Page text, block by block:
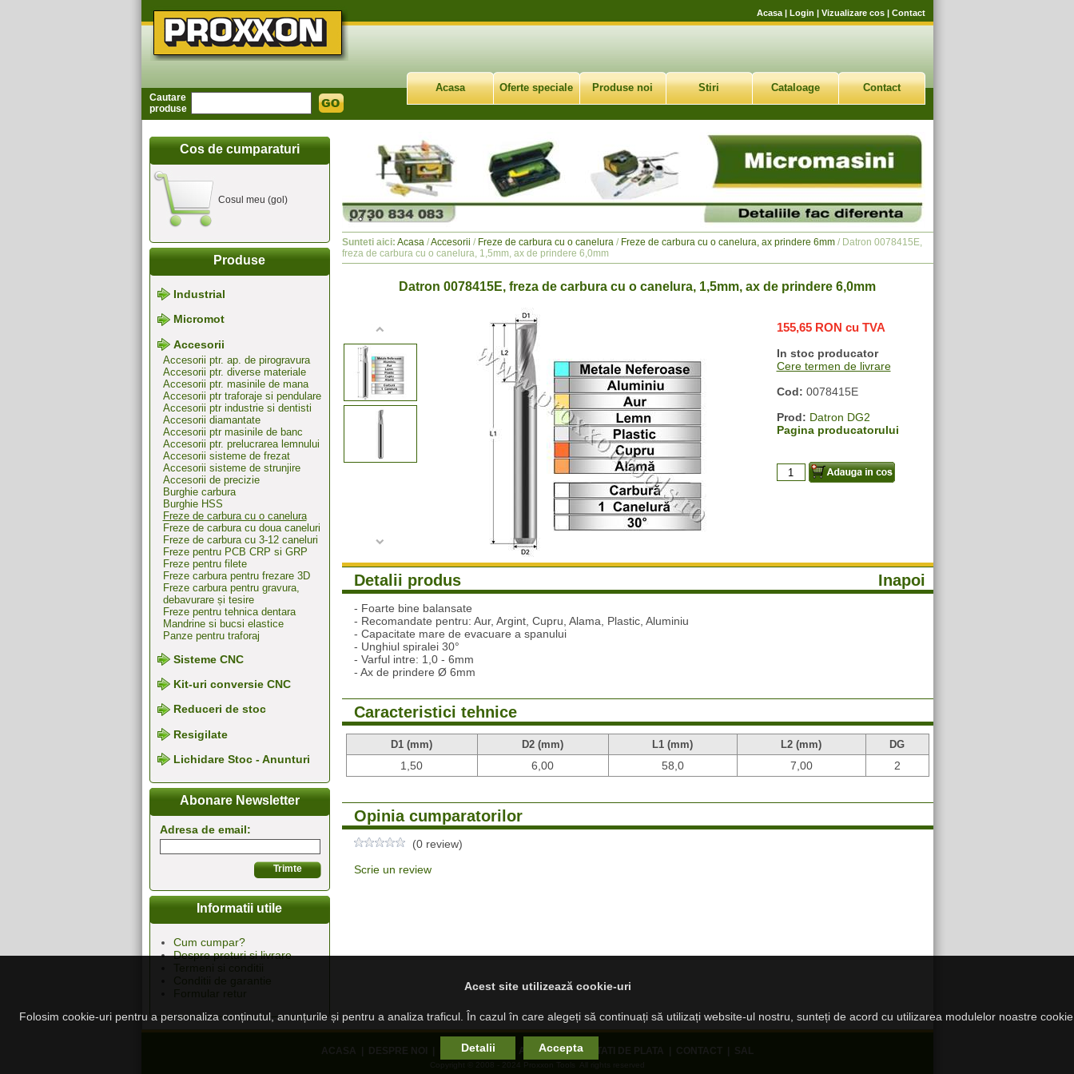
Acasa| Login | Vizualizare cos| Contact
Cautare
produse
Acasa Oferte speciale Produse noi Stiri Cataloage Contact
Cos de cumparaturi
Cosul meu (gol)
Produse
Industrial
Micromot
Accesorii
Accesorii ptr. ap. de pirogravura
Accesorii ptr. diverse materiale
Accesorii ptr. masinile de mana
Accesorii ptr traforaje si pendulare
Accesorii ptr industrie si dentisti
Accesorii diamantate
Accesorii ptr masinile de banc
Accesorii ptr. prelucrarea lemnului
Accesorii sisteme de frezat
Accesorii sisteme de strunjire
Accesorii de precizie
Burghie carbura
Burghie HSS
Freze de carbura cu o canelura
Freze de carbura cu doua caneluri
Freze de carbura cu 3-12 caneluri
Freze pentru PCB CRP si GRP
Freze pentru filete
Freze carbura pentru frezare 3D
Freze carbura pentru gravura,
debavurare și tesire
Freze pentru tehnica dentara
Mandrine si bucsi elastice
Panze pentru traforaj
Sisteme CNC
Kit-uri conversie CNC
Reduceri de stoc
Resigilate
Lichidare Stoc - Anunturi
Abonare Newsletter
Adresa de email:
Informatii utile
Cum cumpar?
Despre preturi si livrare
Sunteti aici: Acasa/Accesorii / Freze de carbura cu o canelura/ Freze de carbura cu o canelura, ax prindere 6mm/ Datron 0078415E,
freza de carbura cu o canelura, 1,5mm, ax de prindere 6,0mm
Datron 0078415E, freza de carbura cu o canelura, 1,5mm, ax de prindere 6,0mm
155,65 RON cu TVA
In stoc producator
Cere termen de livrare
Cod: 0078415E
Prod: Datron DG2
Pagina producatorului
Detalii produs Inapoi
- Foarte bine balansate
- Recomandate pentru: Aur, Argint, Cupru, Alama, Plastic, Aluminiu
- Capacitate mare de evacuare a spanului
- Unghiul spiralei 30°
- Varful intre: 1,0 - 6mm
- Ax de prindere Ø 6mm
Caracteristici tehnice
D1 (mm) D2 (mm) L1 (mm) L2 (mm) DG
1,50 6,00 58,0 7,00 2
Opinia cumparatorilor
(0 review)
Scrie un review
ACASA DESPRE NOI PRODUSE NOI ANPC|MODALITATI DE PLATA CONTACT| SAL
Copyright © 2008 - 2024 Proxxon Tools All rights reserved
Acest site utilizează cookie-uri
Folosim cookie-uri pentru a personaliza conținutul, anunțurile și pentru a analiza traficul. În cazul în care alegeți să continuați să utilizați website-ul nostru, sunteți de acord cu utilizarea modulelor noastre
Detalii Accepta